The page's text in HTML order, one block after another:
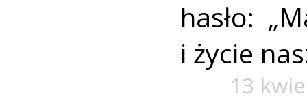
hasło:
i życie
13